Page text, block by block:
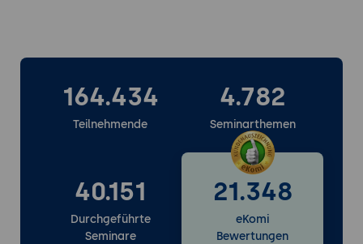
164.434
Teilnehmende
4.782
Seminarthemen
40.151
Durchgeführte
Seminare
21.348
eKomi
Bewertungen